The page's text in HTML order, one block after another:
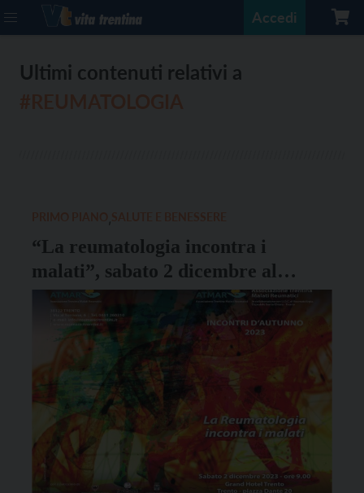
Accedi
Ultimi contenuti relativi a
,
“La reumatologia incontra i
malati”, sabato 2 dicembre al
Grand Hotel Trento
l’appuntamento promosso da
Atmar